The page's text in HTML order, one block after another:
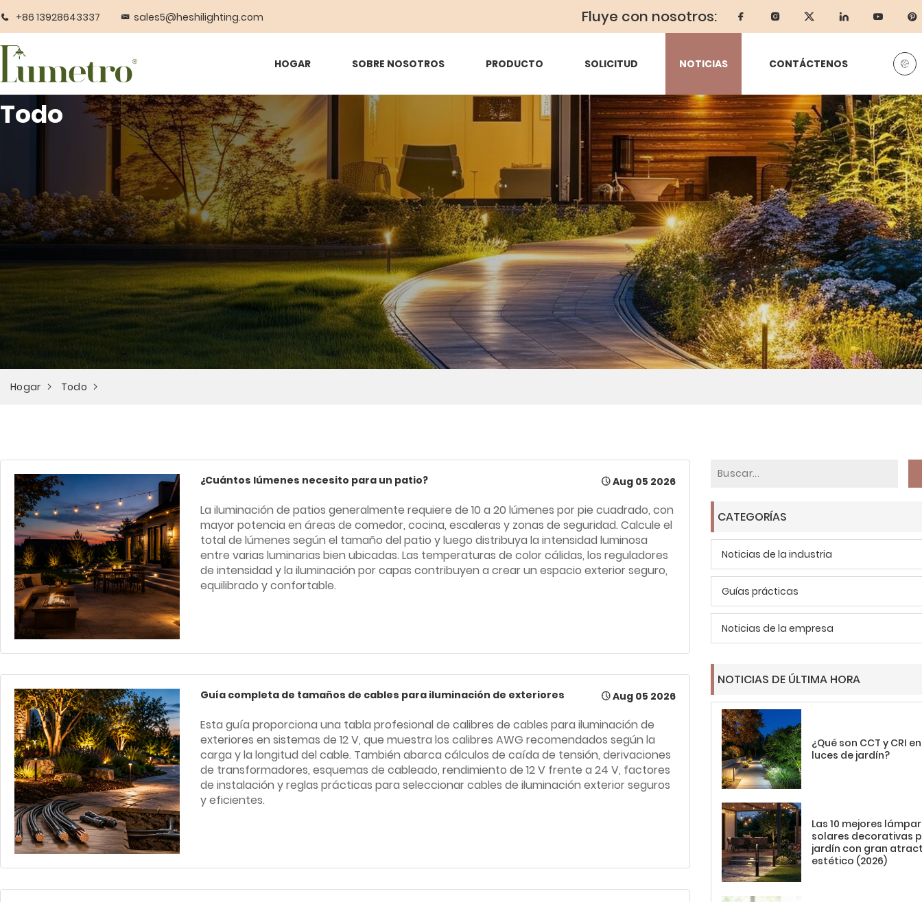
+86 13928643337 sales5@heshilighting.com Fluye con nosotros:
HOGAR SOBRE NOSOTROS PRODUCTO SOLICITUD NOTICIAS CONTÁCTENOS
Todo
Hogar Todo
¿Cuántos lúmenes necesito para un patio? Aug 05 2026
La iluminación de patios generalmente requiere de 10 a 20 lúmenes por pie cuadrado, con
mayor potencia en áreas de comedor, cocina, escaleras y zonas de seguridad. Calcule el
total de lúmenes según el tamaño del patio y luego distribuya la intensidad luminosa
entre varias luminarias bien ubicadas. Las temperaturas de color cálidas, los reguladores
de intensidad y la iluminación por capas contribuyen a crear un espacio exterior seguro,
equilibrado y confortable.
Guía completa de tamaños de cables para iluminación de exteriores Aug 05 2026
Esta guía proporciona una tabla profesional de calibres de cables para iluminación de
exteriores en sistemas de 12 V, que muestra los calibres AWG recomendados según la
carga y la longitud del cable. También abarca cálculos de caída de tensión, derivaciones
de transformadores, esquemas de cableado, rendimiento de 12 V frente a 24 V, factores
de instalación y reglas prácticas para seleccionar cables de iluminación exterior seguros
y eficientes.
CATEGORÍAS
Noticias de la industria
Guías prácticas
Noticias de la empresa
NOTICIAS DE ÚLTIMA HORA
¿Qué son CCT y CRI
luces de jardín?
Las 10 mejores
solares decorativas
jardín con gran
estético (2026)